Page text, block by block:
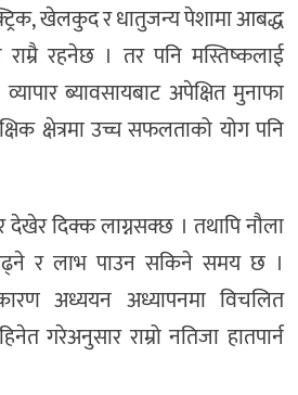
खेलकुद र धातुजन्य पेशामा आबद्ध
राम्रै रहनेछ । तर पनि मस्तिष्कलाई
ब्यावसायबाट अपेक्षित मुनाफा
क्षेत्रमा उच्च सफलताको योग पनि
दिक्क लाग्नसक्छ । तथापि नौला
र लाभ पाउन सकिने समय छ ।
अध्ययन अध्यापनमा विचलित
गरेअनुसार राम्रो नतिजा हातपार्न